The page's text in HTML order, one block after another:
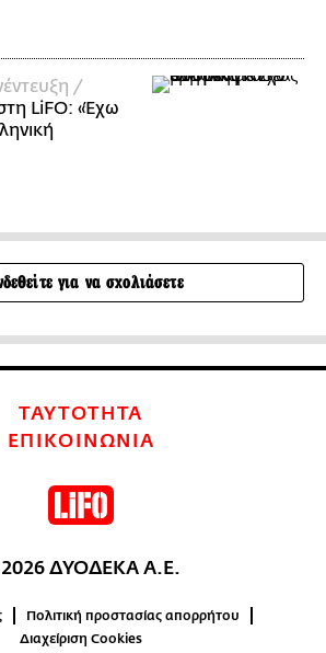
/
LiFO: «Έχω
για να σχολιάσετε
ΤΑΥΤΟΤΗΤΑ
ΕΠΙΚΟΙΝΩΝΙΑ
ΔΥΟΔΕΚΑ Α.Ε.
Πολιτική προστασίας απορρήτου
Διαχείριση Cookies